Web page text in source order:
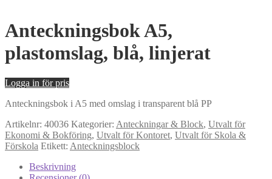
Anteckningsbok A5,
plastomslag, blå, linjerat
Logga in för pris
Anteckningsbok i A5 med omslag i transparent blå PP
Artikelnr: 40036 Kategorier: Anteckningar & Block, Utvalt för
Ekonomi & Bokföring, Utvalt för Kontoret, Utvalt för Skola &
Förskola Etikett: Anteckningsblock
Beskrivning
hemsidans
och
hur hemsidan
Upplevelse
För att vår
prestera så